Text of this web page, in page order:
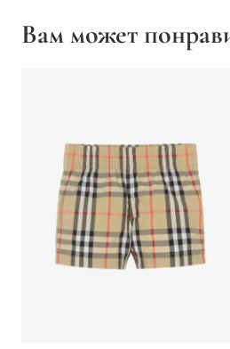
Вам может